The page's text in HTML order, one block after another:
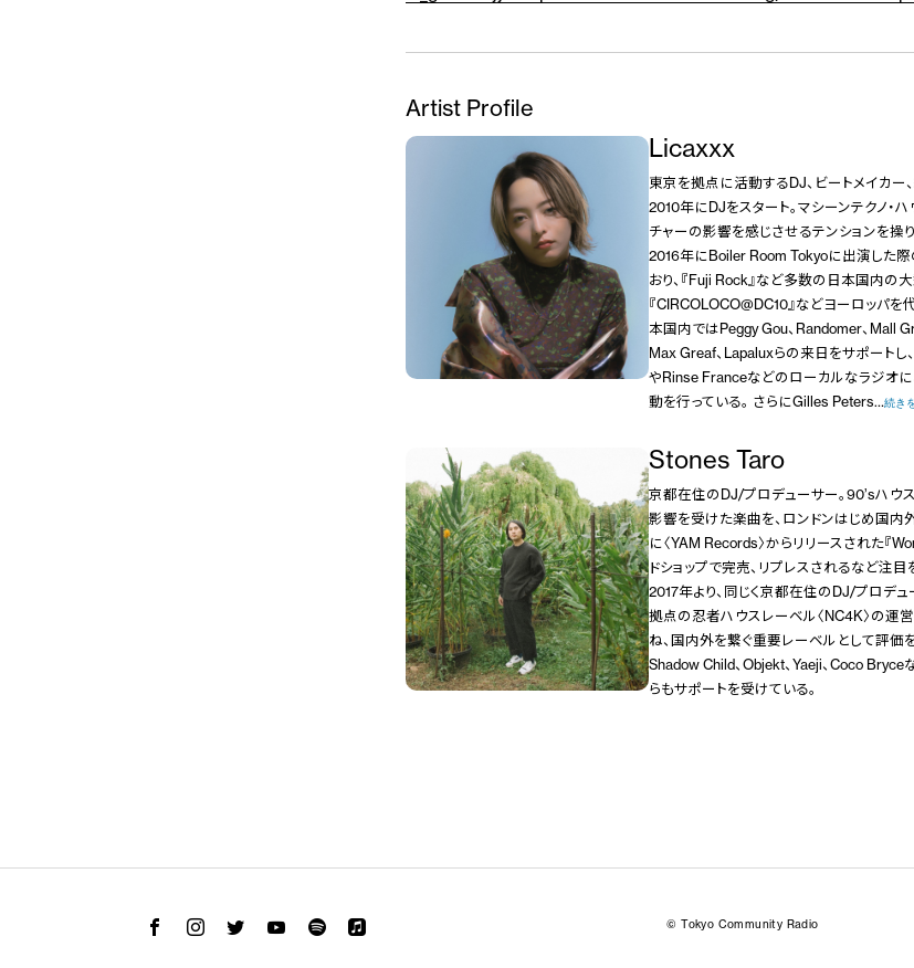
Artist Profile
Licaxxx
東京を拠点に活動するDJ、ビートメイカー、
2010年にDJをスタート。マシーンテクノ・
チャーの影響を感じさせるテンションを操
2016年にBoiler Room Tokyoに出演した
おり、『Fuji Rock』など多数の日本国内の大
『CIRCOLOCO@DC10』などヨーロッパを
本国内ではPeggy Gou、Randomer、Mall
Max Greaf、Lapaluxらの来日をサポートし
やRinse Franceなどのローカルなラジオ
動を行っている。 さらにGilles Peters…続き
Stones Taro
京都在住のDJ/プロデューサー。90’sハウス
影響を受けた楽曲を、ロンドンはじめ国内
に〈YAM Records〉からリリースされた『
ドショップで完売、リプレスされるなど注目
2017年より、同じく京都在住のDJ/プロデ
拠点の忍者ハウスレーベル〈NC4K〉の運
ね、国内外を繋ぐ重要レーベルとして評価
Shadow Child、Objekt、Yaeji、Coco
らもサポートを受けている。
© Tokyo Community Radio